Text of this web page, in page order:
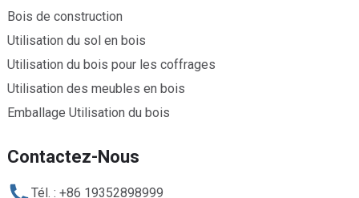
Bois de construction
Utilisation du sol en bois
Utilisation du bois pour les coffrages
Utilisation des meubles en bois
Emballage Utilisation du bois
Contactez-Nous
Tél. : +86 19352898999